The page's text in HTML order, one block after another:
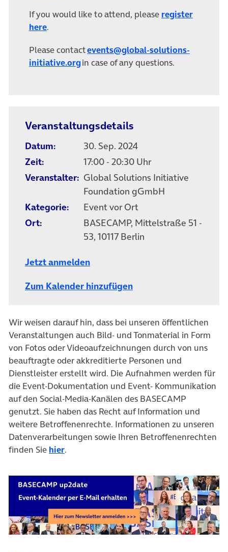
If you would like to attend, please register
here(öffnet in neuem Tab)
.
Please contactevents@global-solutions-
initiative.org(öffnet in neuem Tab)
in case of any questions.
Veranstaltungsdetails
Datum:
30. Sep. 2024
Zeit:
17:00 - 20:30 Uhr
Veranstalter: Global Solutions Initiative
Foundation gGmbH
Kategorie:
Event vor Ort
Ort:
BASECAMP, Mittelstraße 51 -
53, 10117 Berlin
Jetzt anmelden
Zum Kalender hinzufügen
Wir weisen darauf hin, dass bei unseren öffentlichen
Veranstaltungen auch Bild- und Tonmaterial in Form
von Fotos oder Videoaufzeichnungen durch von uns
beauftragte oder akkreditierte Personen und
Dienstleister erstellt wird. Die Aufnahmen werden für
die Event-Dokumentation und Event- Kommunikation
auf den Social-Media-Kanälen des BASECAMP
genutzt. Sie haben das Recht auf Information und
weitere Betroffenenrechte. Informationen zu unseren
Datenverarbeitungen sowie Ihren Betroffenenrechten
finden Sie hier.